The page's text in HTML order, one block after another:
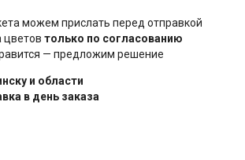
можем прислать перед отправкой
цветов только по согласованию
— предложим решение
и области
в день заказа